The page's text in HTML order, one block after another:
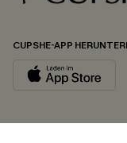
CUPSHE-APP